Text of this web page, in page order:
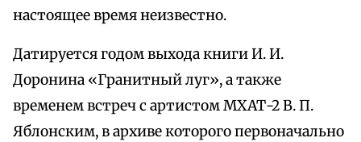
настоящее время неизвестно.
Датируется годом выхода книги И. И.
Доронина «Гранитный луг», а также
временем встреч с артистом МХАТ-2 В. П.
Яблонским, в архиве которого первоначально